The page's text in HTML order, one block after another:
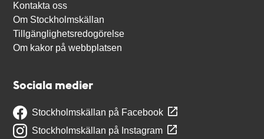
Kontakta oss
Om Stockholmskällan
Tillgänglighetsredogörelse
Om kakor på webbplatsen
Sociala medier
Stockholmskällan på Facebook
Stockholmskällan på Instagram